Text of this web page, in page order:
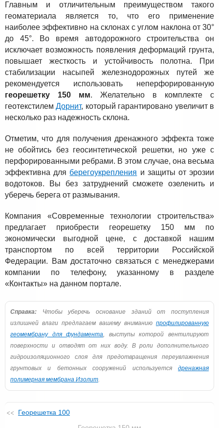
Главным и отличительным преимуществом такого
геоматериала является то, что его применение
наиболее эффективно на склонах с углом наклона от 30°
до 45°. Во время автодорожного строительства он
исключает возможность появления деформаций грунта,
повышает жесткость и устойчивость полотна. При
стабилизации насыпей железнодорожных путей же
рекомендуется использовать неперфорированную
георешетку 150 мм. Желательно в комплекте с
геотекстилемДорнит, который гарантировано увеличит в
несколько раз надежность склона.
Отметим, что для получения дренажного эффекта тоже
не обойтись без геосинтетической решетки, но уже с
перфорированными ребрами. В этом случае, она весьма
эффективна для берегоукрепления и защиты от эрозии
водотоков. Вы без затруднений сможете озеленить и
уберечь берега от размывания.
Компания «Современные технологии строительства»
предлагает приобрести георешетку 150 мм по
экономически выгодной цене, с доставкой нашим
транспортом по всей территории Российской
Федерации. Вам достаточно связаться с менеджерами
компании по телефону, указанному в разделе
«Контакты» на данном портале.
Справка: Чтобы уберечь основание зданий от поступления
излишней влаги предлагаем вашему вниманию профилированную
геомембрану для фундамента, выступы которой вентилируют
поверхности и отводят от них воду. В роли дополнительного
гидроизоляционного слоя для предотвращения переувлажнения
грунтовых и бетонных сооружений используется дренажная
полимерная мембрана Изолит.
Георешетка 100